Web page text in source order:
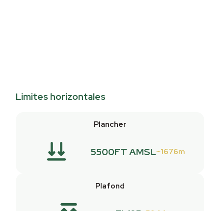
Limites horizontales
Plancher
5500FT AMSL 1676m
Plafond